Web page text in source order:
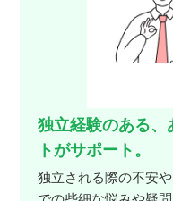
独立経験のある、
トがサポート。
独立される際の不安